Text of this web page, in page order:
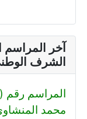
آخر
الشرف
محمد